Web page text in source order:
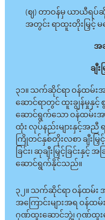
(ဈ) တာဝန်မှ ယာယီရပ်ဆို
အတွင်း ရာထူးတိုးမြှင့် မ
အခ
ချီး
၃၁။ သက်ဆိုင်ရာ ဝန်ထမ်
ဆောင်ရာတွင် ထူးချွန်မှုနှင့်
ဆောင်ရွက်သော ဝန်ထမ်
ထုံး လုပ်နည်းများနှင့်အညီ ရ
ကြိုတင်နှစ်တိုးလစာ ချီးမြှ
ခြင်း၊ ဆုချီးမြှင့်ခြင်းနှင့်
ဆောင်ရွက်နိုင်သည်။
၃၂။ သက်ဆိုင်ရာ ဝန်ထမ်း
အကြောင်းများအရ ဝန်ထ
ဂုဏ်ထူးဆောင်ဘွဲ့၊ ဂုဏ်ထူးဆ